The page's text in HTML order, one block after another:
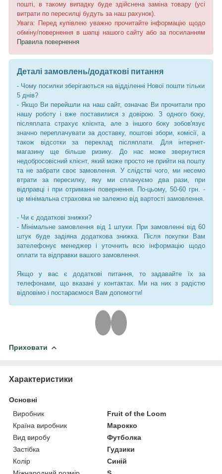
пошті, в такому випадку буде здійснена заміна товару (усі
витрати по пересилці будуть за наш рахунок).
Увага: Перед купівлею уважно прочитайте інформацію щодо
обміну/повернення в шапці нашого сайту або за посиланням
Правила повернення
Деталі замовлень/додаткові питання
- Чому посилки зберігаються на відділенні Нової пошти тільки
5 днів?
- Якщо Ви перейшли на наш сайт, означає Ви прочитали про
нашу роботу і вже поставилися з довірою. З одного боку,
післяплата страхує клієнта, але з іншого боку зобов'язує
значно переплачувати за доставку, поштові збори, комісії, а
також відсотки за переклад післяплати. Для інтернет-
магазину ще більше ризику. До нас може звернутися
недобросовісний клієнт, який може просто не прийти на пошту
та не забрати своє замовлення. У слідстві чого, ми несемо
втрати за пересилку, яку ми сплачуємо два рази, при
відправці і при отриманні повернення. По-цьому, 50-60 грн. -
це мінімальна страховка не залежно від вартості замовлення.
- Чи є додаткові знижки?
- Мінімальне замовлення від 1 штуки. При замовленні від 60
штук буде задіяна додаткова знижка. Після покупки Вам
зателефонує менеджер і уточнить всю інформацію щодо
оплати та відправки вашого замовлення.
Якщо у вас є додаткові питання, то задавайте їх за
телефонами, що вказані у контактах. Ми на них з радістю
відповімо і постараємося Вам допомогти!
Приховати
Характеристики
Основні
Виробник
Fruit of the Loom
Країна виробник
Марокко
Вид виробу
Футболка
Застібка
Гудзики
Колір
Синій